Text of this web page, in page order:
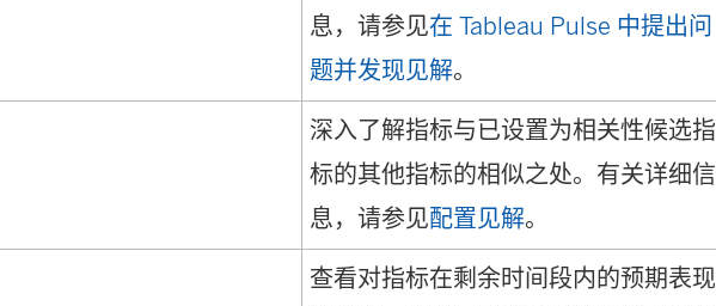
息，请参见在 Tableau Pulse 中提出问
题并发现见解。
深入了解指标与已设置为相关性候选指
标的其他指标的相似之处。有关详细信
息，请参见配置见解。
查看对指标在剩余时间段内的预期表现